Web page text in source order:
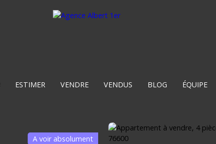
ESTIMER VENDRE VENDUS BLOG ÉQUIPE
A voir absolument